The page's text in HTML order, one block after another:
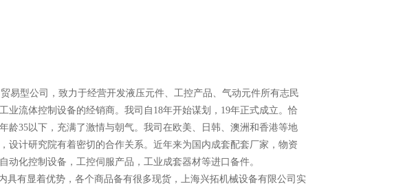
型公司，致力于经营开发液压元件、工控产品、气动元件所有志民
流体控制设备的经销商。我司自18年开始谋划，19年正式成立。恰
龄35以下，充满了激情与朝气。我司在欧美、日韩、澳洲和香港等地
设计研究院有着密切的合作关系。近年来为国内成套配套厂家，物资
化控制设备，工控伺服产品，工业成套器材等进口备件。
有显着优势，各个商品备有很多现货，上海兴拓机械设备有限公司实